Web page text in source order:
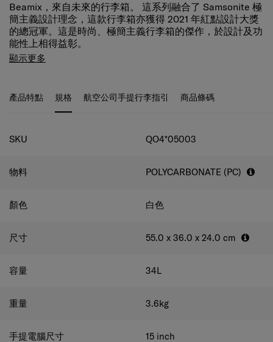
Beamix，來自未來的行李箱。 這系列融合了 Samsonite 極
簡主義設計理念，這款行李箱亦獲得 2021 年紅點設計大獎
的總冠軍。這是時尚、極簡主義行李箱的傑作，於設計及功
能性上相得益彰。
Beamix 配備完善的指紋鎖，最多可儲存 20 個獨特的指
有滾珠軸承，讓滑動時更平穩。 在行李箱的正面開口配有
鎖，讓您垂直行李箱時仍可拿取物品，適合放置手提電腦或
其他必需品。 由再生 PET 製成的深色內裡和面料布並採用
外，亦加入個性化標籤以便於識別您的行李箱。
顯示更多
產品特點 規格 航空公司手提行李指引 商品條碼
規格
SKU QO4*05003
物料 POLYCARBONATE (PC)
顏色 白色
尺寸 55.0 x 36.0 x 24.0 cm
容量 34L
重量 3.6kg
手提電腦尺寸 15 inch